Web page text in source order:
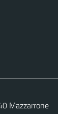
Mazzarrone